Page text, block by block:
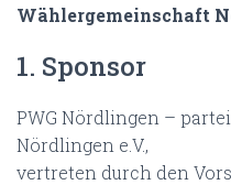
Wählergemeinschaft
1. Sponsor
PWG Nördlingen –
Nördlingen e.V.,
vertreten durch den